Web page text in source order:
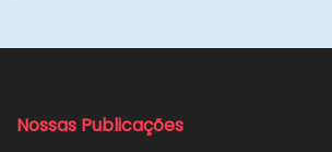
Nossas Publicações